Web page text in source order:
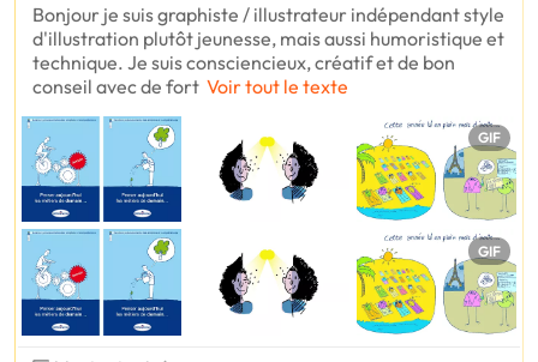
Bonjour je suis graphiste / illustrateur indépendant style
d'illustration plutôt jeunesse, mais aussi humoristique et
technique. Je suis consciencieux, créatif et de bon
conseil avec de fort Voir tout le texte
GIF
GIF